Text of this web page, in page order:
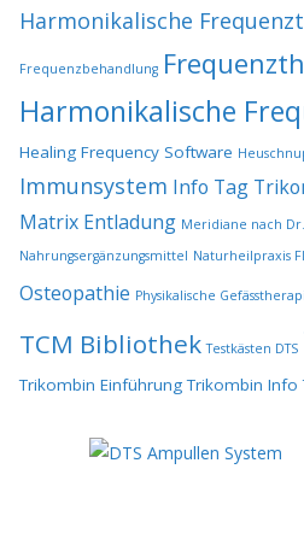
Harmonikalische
Frequenzbehandlung
Harmonikalische
Healing Frequency Software
Immunsystem Info Tag
Matrix Entladung Meridiane nach
Nahrungsergänzungsmittel Naturheilpraxis
Osteopathie Physikalische
TCM Bibliothek Testkästen DTS
Trikombin Einführung Trikombin Info